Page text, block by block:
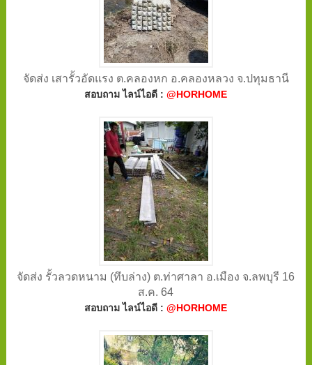
จัดส่ง เสารั้วอัดแรง ต.คลองหก อ.คลองหลวง จ.ปทุมธานี
สอบถาม ไลน์ไอดี :@HORHOME
จัดส่ง รั้วลวดหนาม (ทึบล่าง) ต.ท่าศาลา อ.เมือง จ.ลพบุรี 16
ส.ค. 64
สอบถาม ไลน์ไอดี :@HORHOME